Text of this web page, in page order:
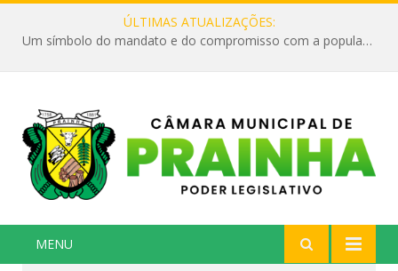
ÚLTIMAS ATUALIZAÇÕES:
Um símbolo do mandato e do compromisso com a população
MENU